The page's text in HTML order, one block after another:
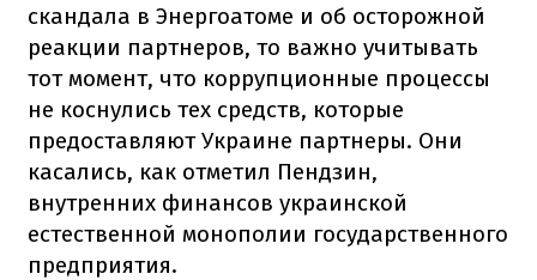
скандала в Энергоатоме и об осторожной
реакции партнеров, то важно учитывать
тот момент, что коррупционные процессы
не коснулись тех средств, которые
предоставляют Украине партнеры. Они
касались, как отметил Пендзин,
внутренних финансов украинской
естественной монополии государственного
предприятия.